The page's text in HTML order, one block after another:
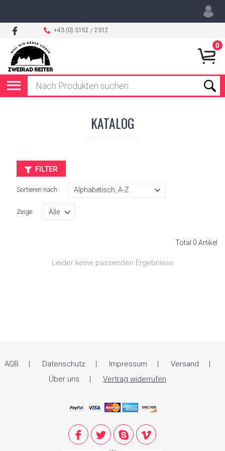
+43 (0) 3152 / 2312
0
KATALOG
FILTER
Sortieren nach:
Zeige:
Total 0 Artikel
Leider keine passenden Ergebnisse
AGB Datenschutz Impressum
Versand
Über uns
Vertrag widerrufen